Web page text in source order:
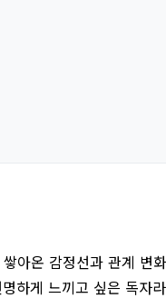
아온 감정선과 관계 변
하게 느끼고 싶은 독자